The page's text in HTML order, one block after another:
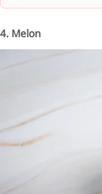
4. Melon